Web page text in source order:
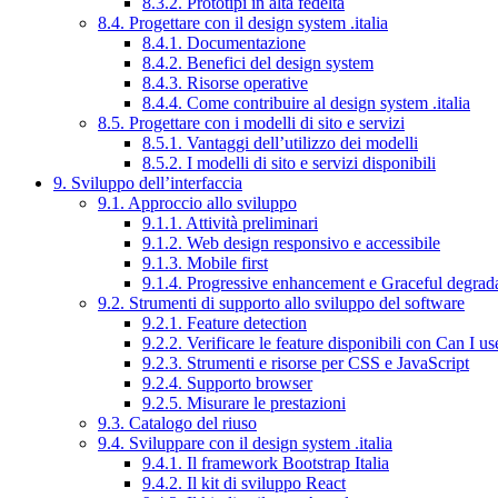
8.4. Progettare con il design system .italia
8.4.1. Documentazione
8.4.2. Benefici del design system
8.4.3. Risorse operative
8.4.4. Come contribuire al design system .italia
8.5. Progettare con i modelli di sito e servizi
8.5.1. Vantaggi dell’utilizzo dei modelli
8.5.2. I modelli di sito e servizi disponibili
9. Sviluppo dell’interfaccia
9.1. Approccio allo sviluppo
9.1.1. Attività preliminari
9.1.2. Web design responsivo e accessibile
9.1.3. Mobile first
9.1.4. Progressive enhancement e Graceful
9.2. Strumenti di supporto allo sviluppo del software
9.2.1. Feature detection
9.2.2. Verificare le feature disponibili con Can I
9.2.3. Strumenti e risorse per CSS e JavaScript
9.2.4. Supporto browser
9.2.5. Misurare le prestazioni
9.3. Catalogo del riuso
9.4. Sviluppare con il design system .italia
9.4.1. Il framework Bootstrap Italia
9.4.2. Il kit di sviluppo React